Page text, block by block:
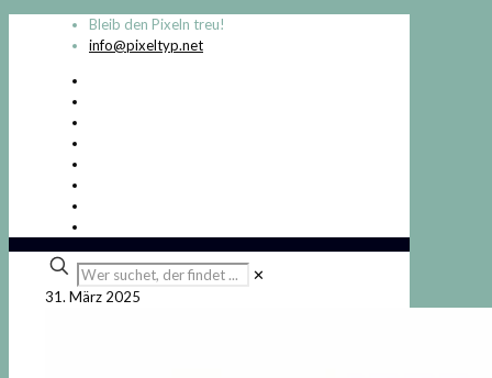
Bleib den Pixeln treu!
info@pixeltyp.net
Wer
suchet,
der
✕
31. März 2025